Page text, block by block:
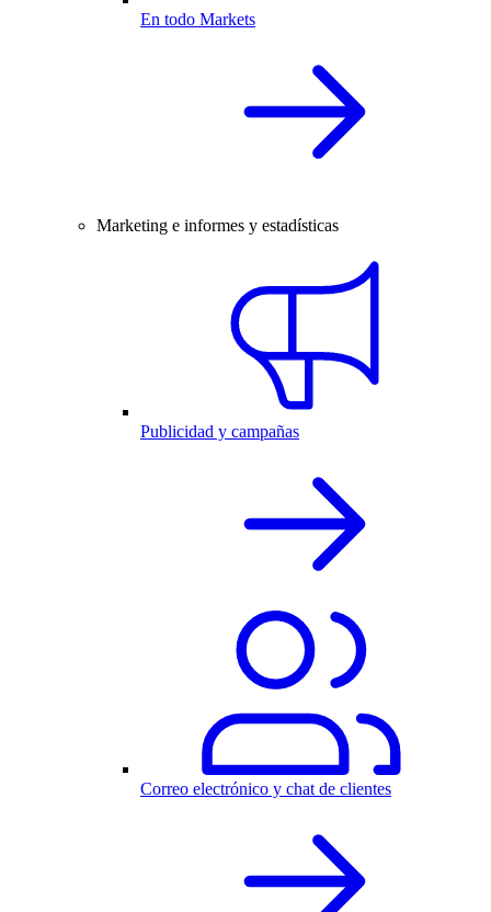
En todo Markets
Marketing e informes y estadísticas
Publicidad y campañas
Correo electrónico y chat de clientes